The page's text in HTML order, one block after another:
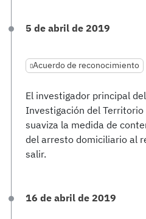
5 de abril de 2019
Acuerdo de reconocimiento
El investigador principal
Investigación del Territorio
suaviza la medida de
del arresto domiciliario al
salir.
16 de abril de 2019